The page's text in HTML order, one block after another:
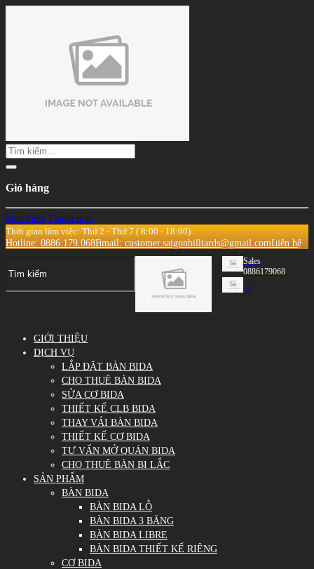
Giỏ hàng
Mua thêm Thanh toán
Thời gian làm việc: Thứ 2 - Thứ 7 ( 8:00 - 18:00)
Hotline: 0886.179.068Email: customer.saigonbilliards@gmail.comLiên hệ
Sales
0886179068
0
GIỚI THIỆU
DỊCH VỤ
LẮP ĐẶT BÀN BIDA
CHO THUÊ BÀN BIDA
SỬA CƠ BIDA
THIẾT KẾ CLB BIDA
THAY VẢI BÀN BIDA
THIẾT KẾ CƠ BIDA
TƯ VẤN MỞ QUÁN BIDA
CHO THUÊ BÀN BI LẮC
SẢN PHẨM
BÀN BIDA
BÀN BIDA LỖ
BÀN BIDA 3 BĂNG
BÀN BIDA LIBRE
BÀN BIDA THIẾT KẾ RIÊNG
CƠ BIDA